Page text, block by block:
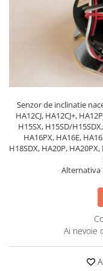
Diverse piese
Piese ambreiaj
Planetare
Angrenaje transmisie
Convertizoare
Cruce cardan
Disc frictiune
Roti
Roti teren accidentat
Anvelope
Piese motor Yanmar
Piese Snorkel
Piese John Deere
Piese Vapormatic
Piese utilaje Fendt
Piese Case IH
Piese Dana Spicer
Piese Yale
Senzor de inclinatie
HA12CJ, HA12CJ+,
H15SX, H15SD/
HA16PX, HA16E,
H18SDX, HA20P,
Alternativa
Ai nevoie